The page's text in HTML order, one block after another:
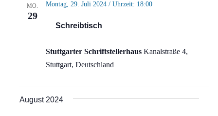
MO.
29
Schreibtisch
Montag, 29. Juli 2024 / Uhrzeit: 18:00
Stuttgarter Schriftstellerhaus Kanalstraße 4,
Stuttgart, Deutschland
August 2024